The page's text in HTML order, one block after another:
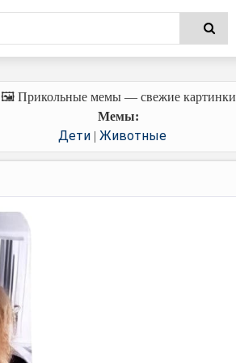
🖼️ Прикольные мемы — свежие картинки
Мемы:
Дети| Животные